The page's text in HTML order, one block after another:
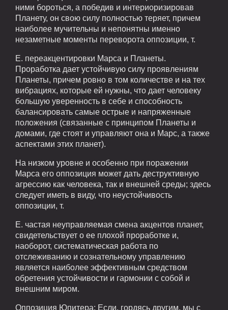
ними бороться, а победив и интериоризировав
Планету, он свою силу полностью теряет, причем
наиболее мучительны и непонятны именно
незаметные моменты переворота оппозиции, т.
Е. переакцентировки Марса и Планеты.
Проработка дает устойчивую силу проявлениям
Планеты, причем ровно в том количестве и на тех
вибрациях, которые ей нужны, что дает человеку
большую уверенность в себе и способность
балансировать самые острые и напряженные
положения (связанные с принципом Планеты и
домами, где стоят и управляют она и Марс, а также
аспектами этих планет).
На низком уровне и особенно при поражении
Марса его оппозиция может дать деструктивную
агрессию как человека, так и внешней среды; здесь
следует иметь в виду, что неустойчивость
оппозиции, т.
Е. частая неуправляемая смена акцентов планет,
свидетельствует о ее плохой проработке и,
наоборот, систематическая работа по
отслеживанию и сознательному управлению
является наиболее эффективным средством
обретения устойчивости и гармонии с собой и
внешним миром.
Оппозиция Юпитера: Если, гордясь другим, мы с